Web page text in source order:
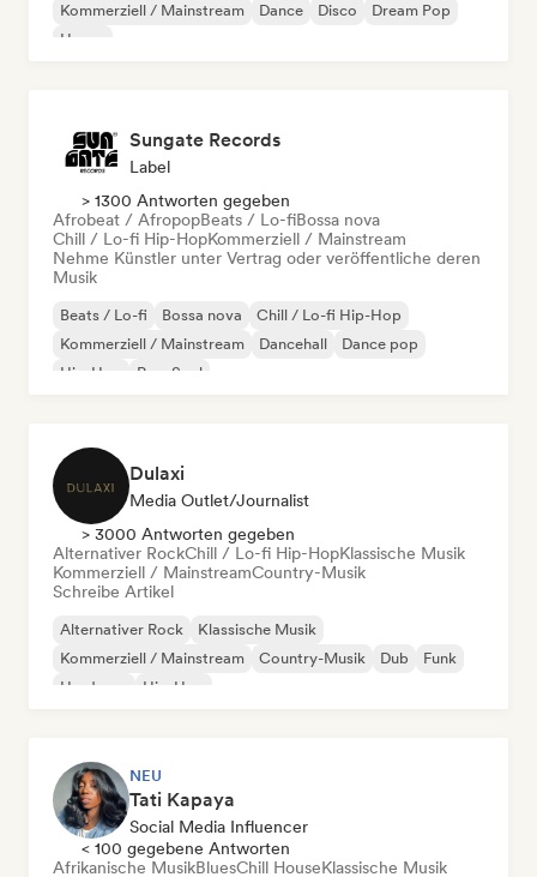
Kommerziell / Mainstream
Dance Disco
Dream Pop
House
Sungate Records
Label
> 1300 Antworten gegeben
Afrobeat / AfropopBeats / Lo-fiBossa nova
Chill / Lo-fi Hip-HopKommerziell / Mainstream
Nehme Künstler unter Vertrag oder veröffentliche deren
Musik
Beats / Lo-fi Bossa nova
Chill / Lo-fi Hip-Hop
Kommerziell / Mainstream
Dancehall
Dance pop
Hip-Hop
Pop-Soul
Dulaxi
Media Outlet/Journalist
> 3000 Antworten gegeben
Alternativer RockChill / Lo-fi Hip-HopKlassische Musik
Kommerziell / MainstreamCountry-Musik
Schreibe Artikel
Alternativer Rock
Klassische Musik
Kommerziell / Mainstream
Country-Musik Dub
Funk
Hardcore
Hip-Hop
NEU
Tati Kapaya
Social Media Influencer
< 100 gegebene Antworten
Afrikanische MusikBluesChill HouseKlassische Musik